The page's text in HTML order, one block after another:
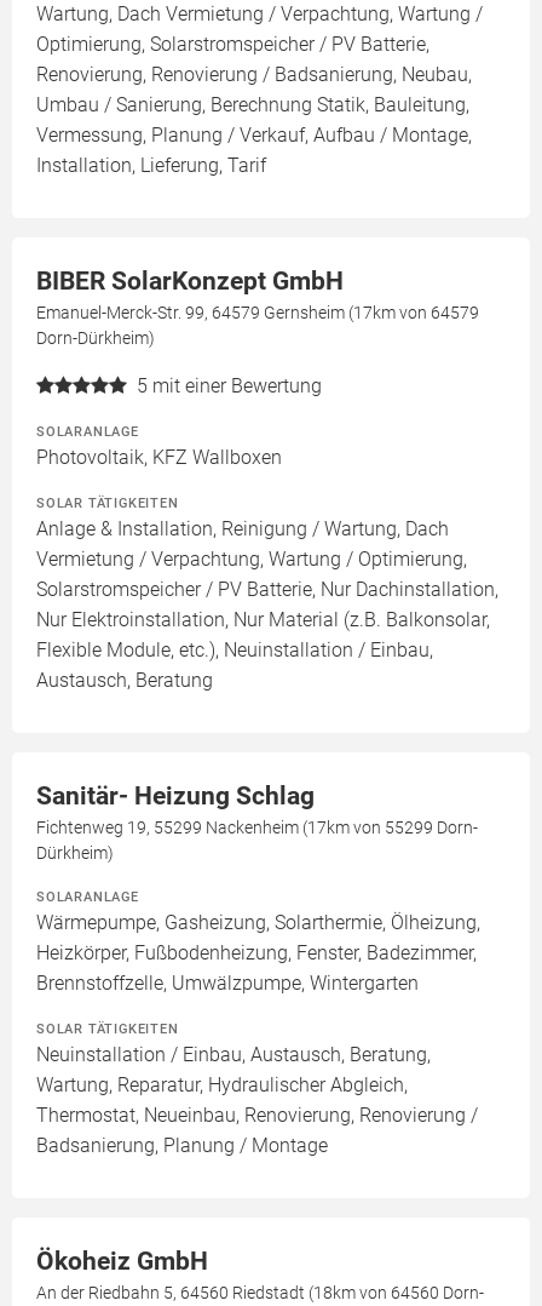
Wartung, Dach Vermietung / Verpachtung, Wartung /
Optimierung, Solarstromspeicher / PV Batterie,
Renovierung, Renovierung / Badsanierung, Neubau,
Umbau / Sanierung, Berechnung Statik, Bauleitung,
Vermessung, Planung / Verkauf, Aufbau / Montage,
Installation, Lieferung, Tarif
BIBER SolarKonzept GmbH
Emanuel-Merck-Str. 99, 64579 Gernsheim (17km von 64579
Dorn-Dürkheim)
5 mit einer Bewertung
SOLARANLAGE
Photovoltaik, KFZ Wallboxen
SOLAR TÄTIGKEITEN
Anlage & Installation, Reinigung / Wartung, Dach
Vermietung / Verpachtung, Wartung / Optimierung,
Solarstromspeicher / PV Batterie, Nur Dachinstallation,
Nur Elektroinstallation, Nur Material (z.B. Balkonsolar,
Flexible Module, etc.), Neuinstallation / Einbau,
Austausch, Beratung
Sanitär- Heizung Schlag
Fichtenweg 19, 55299 Nackenheim (17km von 55299 Dorn-
Dürkheim)
SOLARANLAGE
Wärmepumpe, Gasheizung, Solarthermie, Ölheizung,
Heizkörper, Fußbodenheizung, Fenster, Badezimmer,
Brennstoffzelle, Umwälzpumpe, Wintergarten
SOLAR TÄTIGKEITEN
Neuinstallation / Einbau, Austausch, Beratung,
Wartung, Reparatur, Hydraulischer Abgleich,
Thermostat, Neueinbau, Renovierung, Renovierung /
Badsanierung, Planung / Montage
Ökoheiz GmbH
An der Riedbahn 5, 64560 Riedstadt (18km von 64560 Dorn-